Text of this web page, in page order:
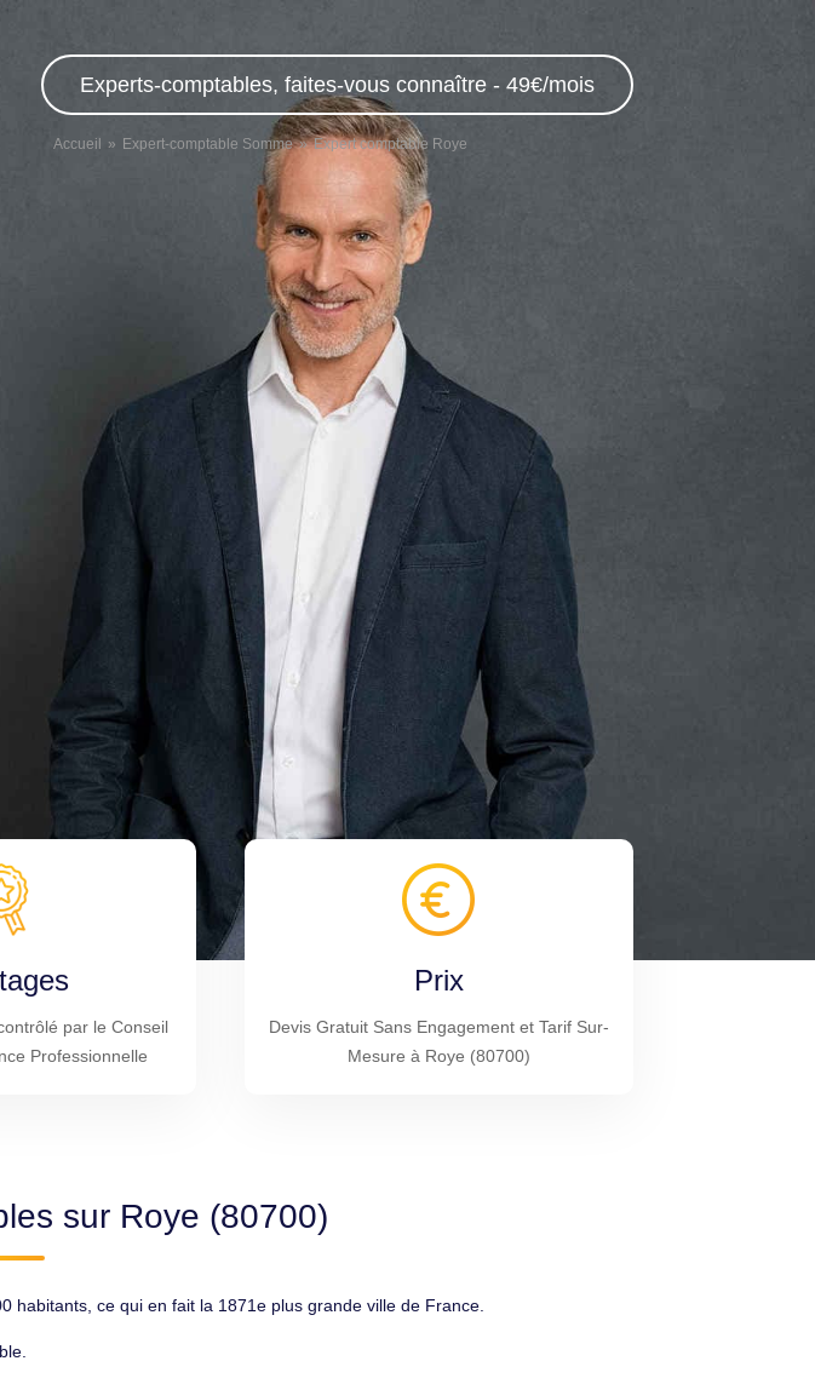
Experts-comptables, faites-vous connaître - 49€/mois
Accueil Expert-comptable Somme Expert comptable Roye
par le Conseil
Professionnelle
Prix
Devis Gratuit Sans Engagement et Tarif Sur-
Mesure à Roye (80700)
sur Roye (80700)
ce qui en fait la 1871e plus grande ville de France.